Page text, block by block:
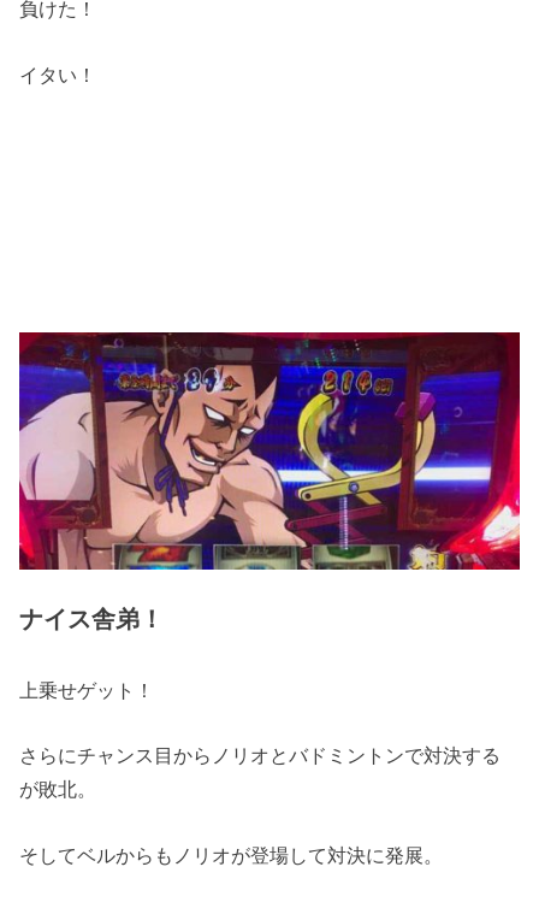
負けた！
イタい！
ナイス舎弟！
上乗せゲット！
さらにチャンス目からノリオとバドミントンで対決する
が敗北。
そしてベルからもノリオが登場して対決に発展。